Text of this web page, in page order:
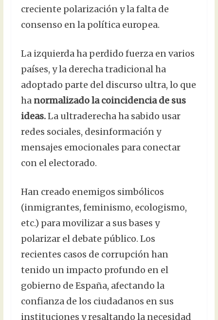
creciente polarización y la falta de
consenso en la política europea.
La izquierda ha perdido fuerza en varios
países, y la derecha tradicional ha
adoptado parte del discurso ultra, lo que
ha normalizado la coincidencia de sus
ideas.La ultraderecha ha sabido usar
redes sociales, desinformación y
mensajes emocionales para conectar
con el electorado.
Han creado enemigos simbólicos
(inmigrantes, feminismo, ecologismo,
etc.) para movilizar a sus bases y
polarizar el debate público. Los
recientes casos de corrupción han
tenido un impacto profundo en el
gobierno de España, afectando la
confianza de los ciudadanos en sus
instituciones y resaltando la necesidad